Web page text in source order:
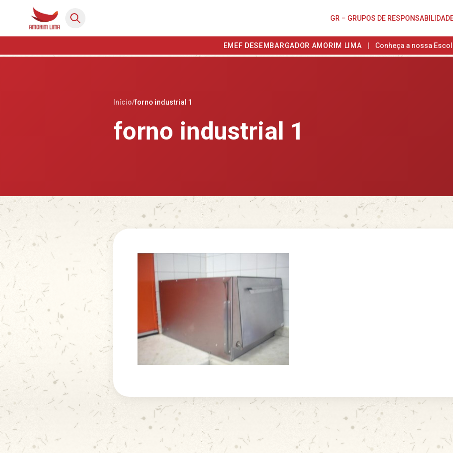
GR – GRUPOS DE
EMEF DESEMBARGADOR AMORIM LIMA Conheça a nossa
Início/forno industrial 1
forno industrial 1